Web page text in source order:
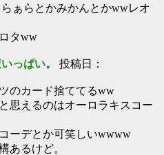
ぁらとかみかんとかwwレオ
タww
っぱい。 投稿日：
のカード捨ててるww
思えるのはオーロラキスコー
ーデとか可笑しいwwww
あるけど。